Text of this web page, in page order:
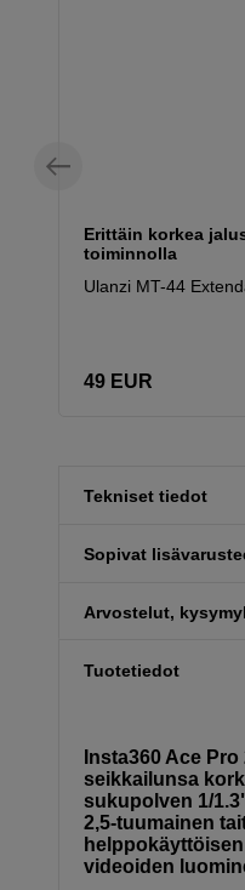
Erittäin korkea
toiminnolla
Ulanzi MT-44
49 EUR
Tekniset tiedot
Sopivat
Arvostelut,
Tuotetiedot
Insta360 Ace
seikkailunsa
sukupolven 1/
2,5-tuumainen
videoiden